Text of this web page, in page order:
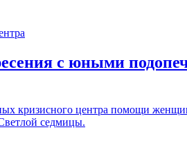
с юными
кризисного центра помощи
седмицы.